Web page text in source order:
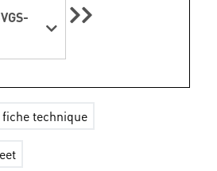
technique